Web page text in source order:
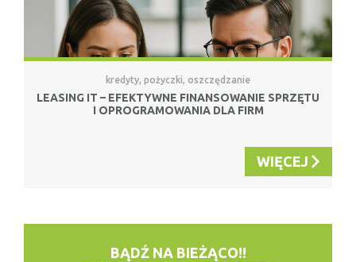
kredyty, pożyczki, oszczędzanie
LEASING IT – EFEKTYWNE FINANSOWANIE SPRZĘTU
I OPROGRAMOWANIA DLA FIRM
WIĘCEJ
BĄDŹ NA BIEŻĄCO!!